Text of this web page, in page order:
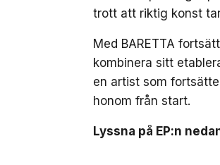
trott att riktig konst
Med BARETTA
kombinera sitt
en artist som
honom från start.
Lyssna på EP:n